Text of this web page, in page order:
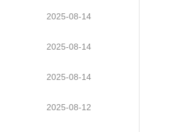
2025-08-14
2025-08-14
2025-08-14
2025-08-12